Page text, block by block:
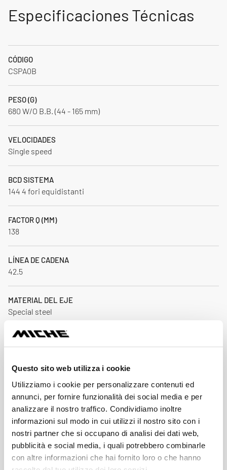
Questo sito web utilizza i cookie
Utilizziamo i cookie per personalizzare contenuti ed
annunci, per fornire funzionalità dei social media e per
analizzare il nostro traffico. Condividiamo inoltre
informazioni sul modo in cui utilizzi il nostro sito con i
nostri partner che si occupano di analisi dei dati web,
pubblicità e social media, i quali potrebbero combinarle
con altre informazioni che hai fornito loro o che hanno
Especificaciones Técnicas
CÓDIGO
CSPA0B
PESO (G)
680 W/O B.B. (44 - 165 mm)
VELOCIDADES
Single speed
BCD SISTEMA
144 4 fori equidistanti
FACTOR Q (MM)
138
LÍNEA DE CADENA
42.5
MATERIAL DEL EJE
Special steel
TIPO DE EJE
ACCESORIOS INCLUIDOS
Instruction manual
MATERIAL DE LA BIELA
Forged alloy - CNC
LONGITUD DE BIELA (MM)